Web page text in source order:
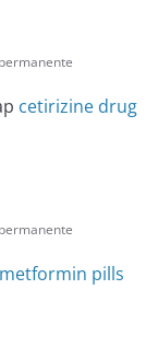
cetirizine drug
pills